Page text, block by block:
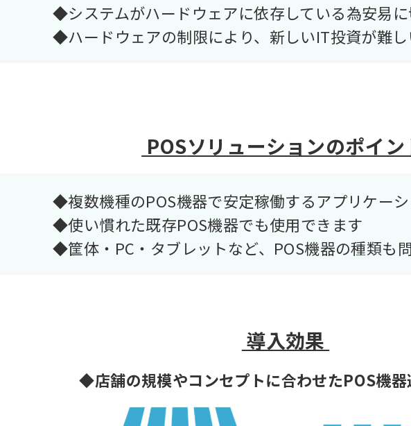
◆システムがハードウェアに依存している為安易
◆ハードウェアの制限により、新しいIT投資が難
POSソリューションのポイン
◆複数機種のPOS機器で安定稼働するアプリケー
◆使い慣れた既存POS機器でも使用できます
◆筐体・PC・タブレットなど、POS機器の種類も
導入効果
◆店舗の規模やコンセプトに合わせたPOS機器